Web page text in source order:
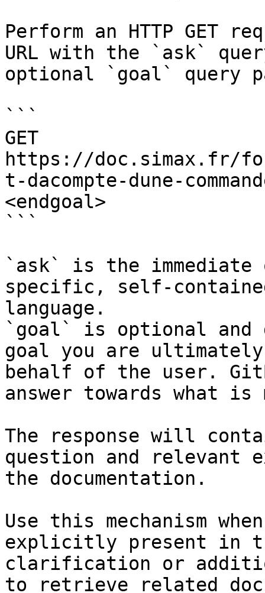
Perform an HTTP GET
URL with the `ask`
optional `goal` query
```
GET
https://doc.simax.fr/
t-dacompte-dune-
<endgoal>
```
`ask` is the
specific, self-
language.
`goal` is optional and
goal you are
behalf of the user.
answer towards what
The response will
question and relevant
the documentation.
Use this mechanism
explicitly present in
clarification or